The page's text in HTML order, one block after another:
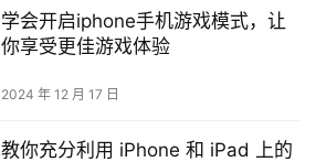
学会开启iphone手机游戏模式，让
你享受更佳游戏体验
2024 年 12 月 17 日
教你充分利用 iPhone 和 iPad 上的